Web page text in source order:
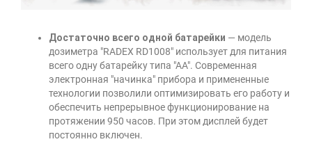
Достаточно всего одной батарейки — модель
дозиметра "RADEX RD1008" использует для питания
всего одну батарейку типа "АА". Современная
электронная "начинка" прибора и примененные
технологии позволили оптимизировать его работу и
обеспечить непрерывное функционирование на
протяжении 950 часов. При этом дисплей будет
постоянно включен.